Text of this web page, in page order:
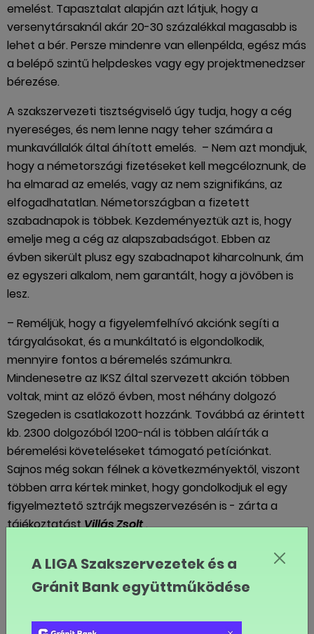
emelést. Tapasztalat alapján azt látjuk, hogy a
versenytársaknál akár 20-30 százalékkal magasabb is
lehet a bér. Persze mindenre van ellenpélda, egész más
a belépő szintű helpdeskes vagy egy projektmenedzser
bérezése.
A szakszervezeti tisztségviselő úgy tudja, hogy a cég
nyereséges, és nem lenne nagy teher számára a
munkavállalók által áhított emelés. – Nem azt mondjuk,
hogy a németországi fizetéseket kell megcéloznunk, de
ha elmarad az emelés, vagy az nem szignifikáns, az
elfogadhatatlan. Németországban a fizetett
szabadnapok is többek. Kezdeményeztük azt is, hogy
emelje meg a cég az alapszabadságot. Ebben az
évben sikerült plusz egy szabadnapot kiharcolnunk, ám
ez egyszeri alkalom, nem garantált, hogy a jövőben is
lesz.
– Reméljük, hogy a figyelemfelhívó akciónk segíti a
tárgyalásokat, és a munkáltató is elgondolkodik,
mennyire fontos a béremelés számunkra.
Mindenesetre az IKSZ által szervezett akción többen
voltak, mint az előző évben, most néhány dolgozó
Szegeden is csatlakozott hozzánk. Továbbá az érintett
kb. 2300 dolgozóból 1200-nál is többen aláírták a
béremelési követeléseket támogató petíciónkat.
Sajnos még sokan félnek a következményektől, viszont
többen arra kértek minket, hogy gondolkodjuk el egy
figyelmeztető sztrájk megszervezésén is - zárta a
tájékoztatástVillás Zsolt.
A képünk a budapesti demonstrációról készült.
MEGOSZTOM FACEBOOKON
A LIGA Szakszervezetek és a
Gránit Bank együttműködése